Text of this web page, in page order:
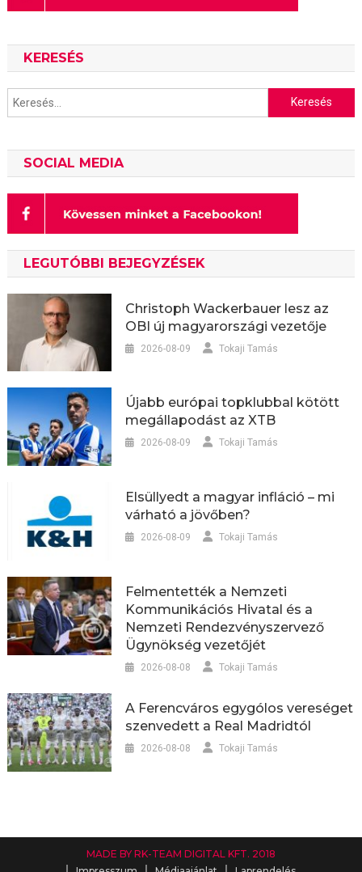
KERESÉS
Keresés:
SOCIAL MEDIA
LEGUTÓBBI BEJEGYZÉSEK
Christoph Wackerbauer lesz az
OBI új magyarországi vezetője
2026-08-09 Tokaji Tamás
Újabb európai topklubbal kötött
megállapodást az XTB
2026-08-09 Tokaji Tamás
Elsüllyedt a magyar infláció – mi
várható a jövőben?
2026-08-09 Tokaji Tamás
Felmentették a Nemzeti
Kommunikációs Hivatal és a
Nemzeti Rendezvényszervező
Ügynökség vezetőjét
2026-08-08 Tokaji Tamás
A Ferencváros egygólos vereséget
szenvedett a Real Madridtól
2026-08-08 Tokaji Tamás
MADE BY RK-TEAM DIGITAL KFT. 2018